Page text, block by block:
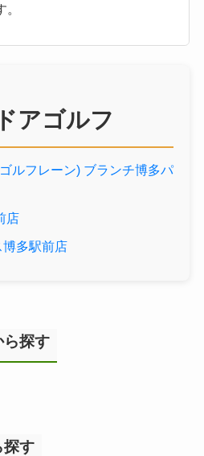
アゴルフ
ルフレーン) ブランチ博多パ
店
博多駅前店
探す
探す